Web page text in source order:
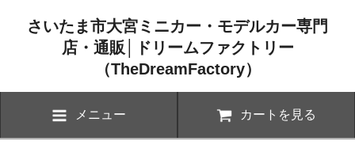
さいたま市大宮ミニカー・モデルカー専門
店・通販│ドリームファクトリー
（TheDreamFactory）
メニュー カートを見る